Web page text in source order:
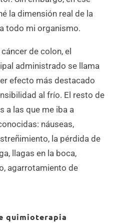
la dimensión real de la
todo mi organismo.
de colon, el
administrado se llama
efecto más destacado
al frío. El resto de
a las que me iba a
náuseas,
la pérdida de
llagas en la boca,
agarrotamiento de
quimioterapia